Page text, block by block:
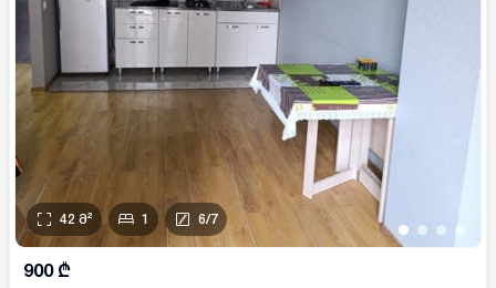
• • • •
42 მ² 1 6/7
900 ₾